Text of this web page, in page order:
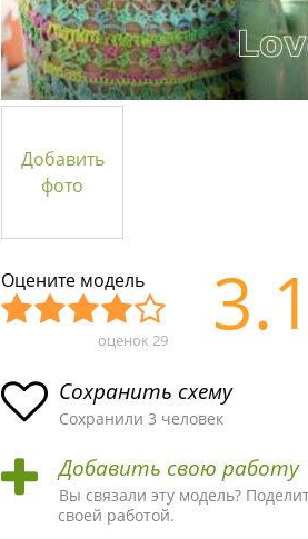
Добавить
фото
Оцените модель
асн
ая
ма
пло
хая
ма
ыч
ная
ма
Хор
ая
ма
Отл
ая
ма!
оценок 29 3.1
Сохранить схему
Сохранили 3 человек
Добавить свою работу
Вы связали эту модель?
своей работой.